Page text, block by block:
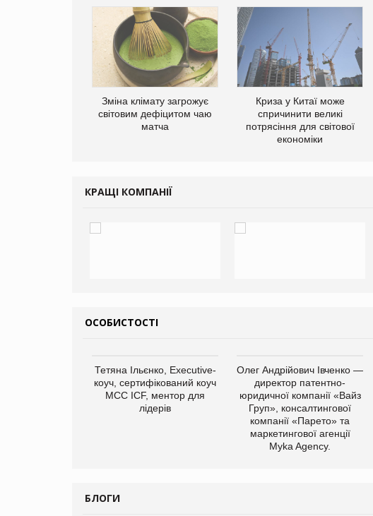
Зміна клімату загрожує
світовим дефіцитом чаю
матча
Криза у Китаї може
спричинити великі
потрясіння для світової
економіки
КРАЩІ КОМПАНІЇ
ОСОБИСТОСТІ
Тетяна Ільєнко, Executive-
коуч, сертифікований коуч
МСС ICF, ментор для
лідерів
Олег Андрійович Івченко —
директор патентно-
юридичної компанії «Вайз
Груп», консалтингової
компанії «Парето» та
маркетингової агенції
Myka Agency.
БЛОГИ